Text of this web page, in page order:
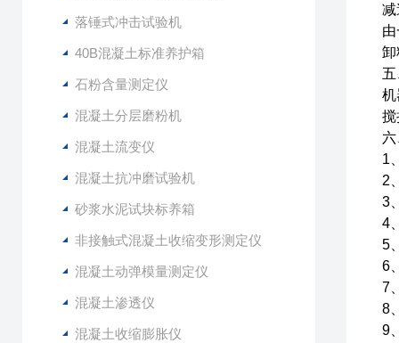
落锤式冲击试验机
40B混凝土标准养护箱
石粉含量测定仪
混凝土分层磨粉机
混凝土流变仪
混凝土抗冲磨试验机
砂浆水泥试块标养箱
非接触式混凝土收缩变形测定仪
混凝土动弹模量测定仪
混凝土渗透仪
混凝土收缩膨胀仪
减
卸
机
搅
1
2
3
4
5
6
7
8
9